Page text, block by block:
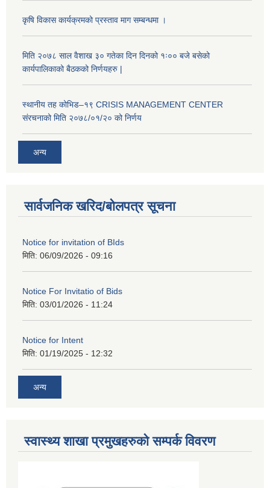
कृषि विकास कार्यक्रमको प्रस्ताव माग सम्बन्धमा ।
मिति २०७८ साल वैशाख ३० गतेका दिन दिनको १ः०० बजे बसेको
कार्यपालिकाको बैठकको निर्णयहरु |
स्थानीय तह कोभिड–१९ CRISIS MANAGEMENT CENTER
संरचनाको मिति २०७८/०१/२० को निर्णय
अन्य
सार्वजनिक खरिद/बोलपत्र सूचना
Notice for invitation of BIds
मिति: 06/09/2026 - 09:16
Notice For Invitatio of Bids
मिति: 03/01/2026 - 11:24
Notice for Intent
मिति: 01/19/2025 - 12:32
अन्य
स्वास्थ्य शाखा प्रमुखहरुको सम्पर्क विवरण